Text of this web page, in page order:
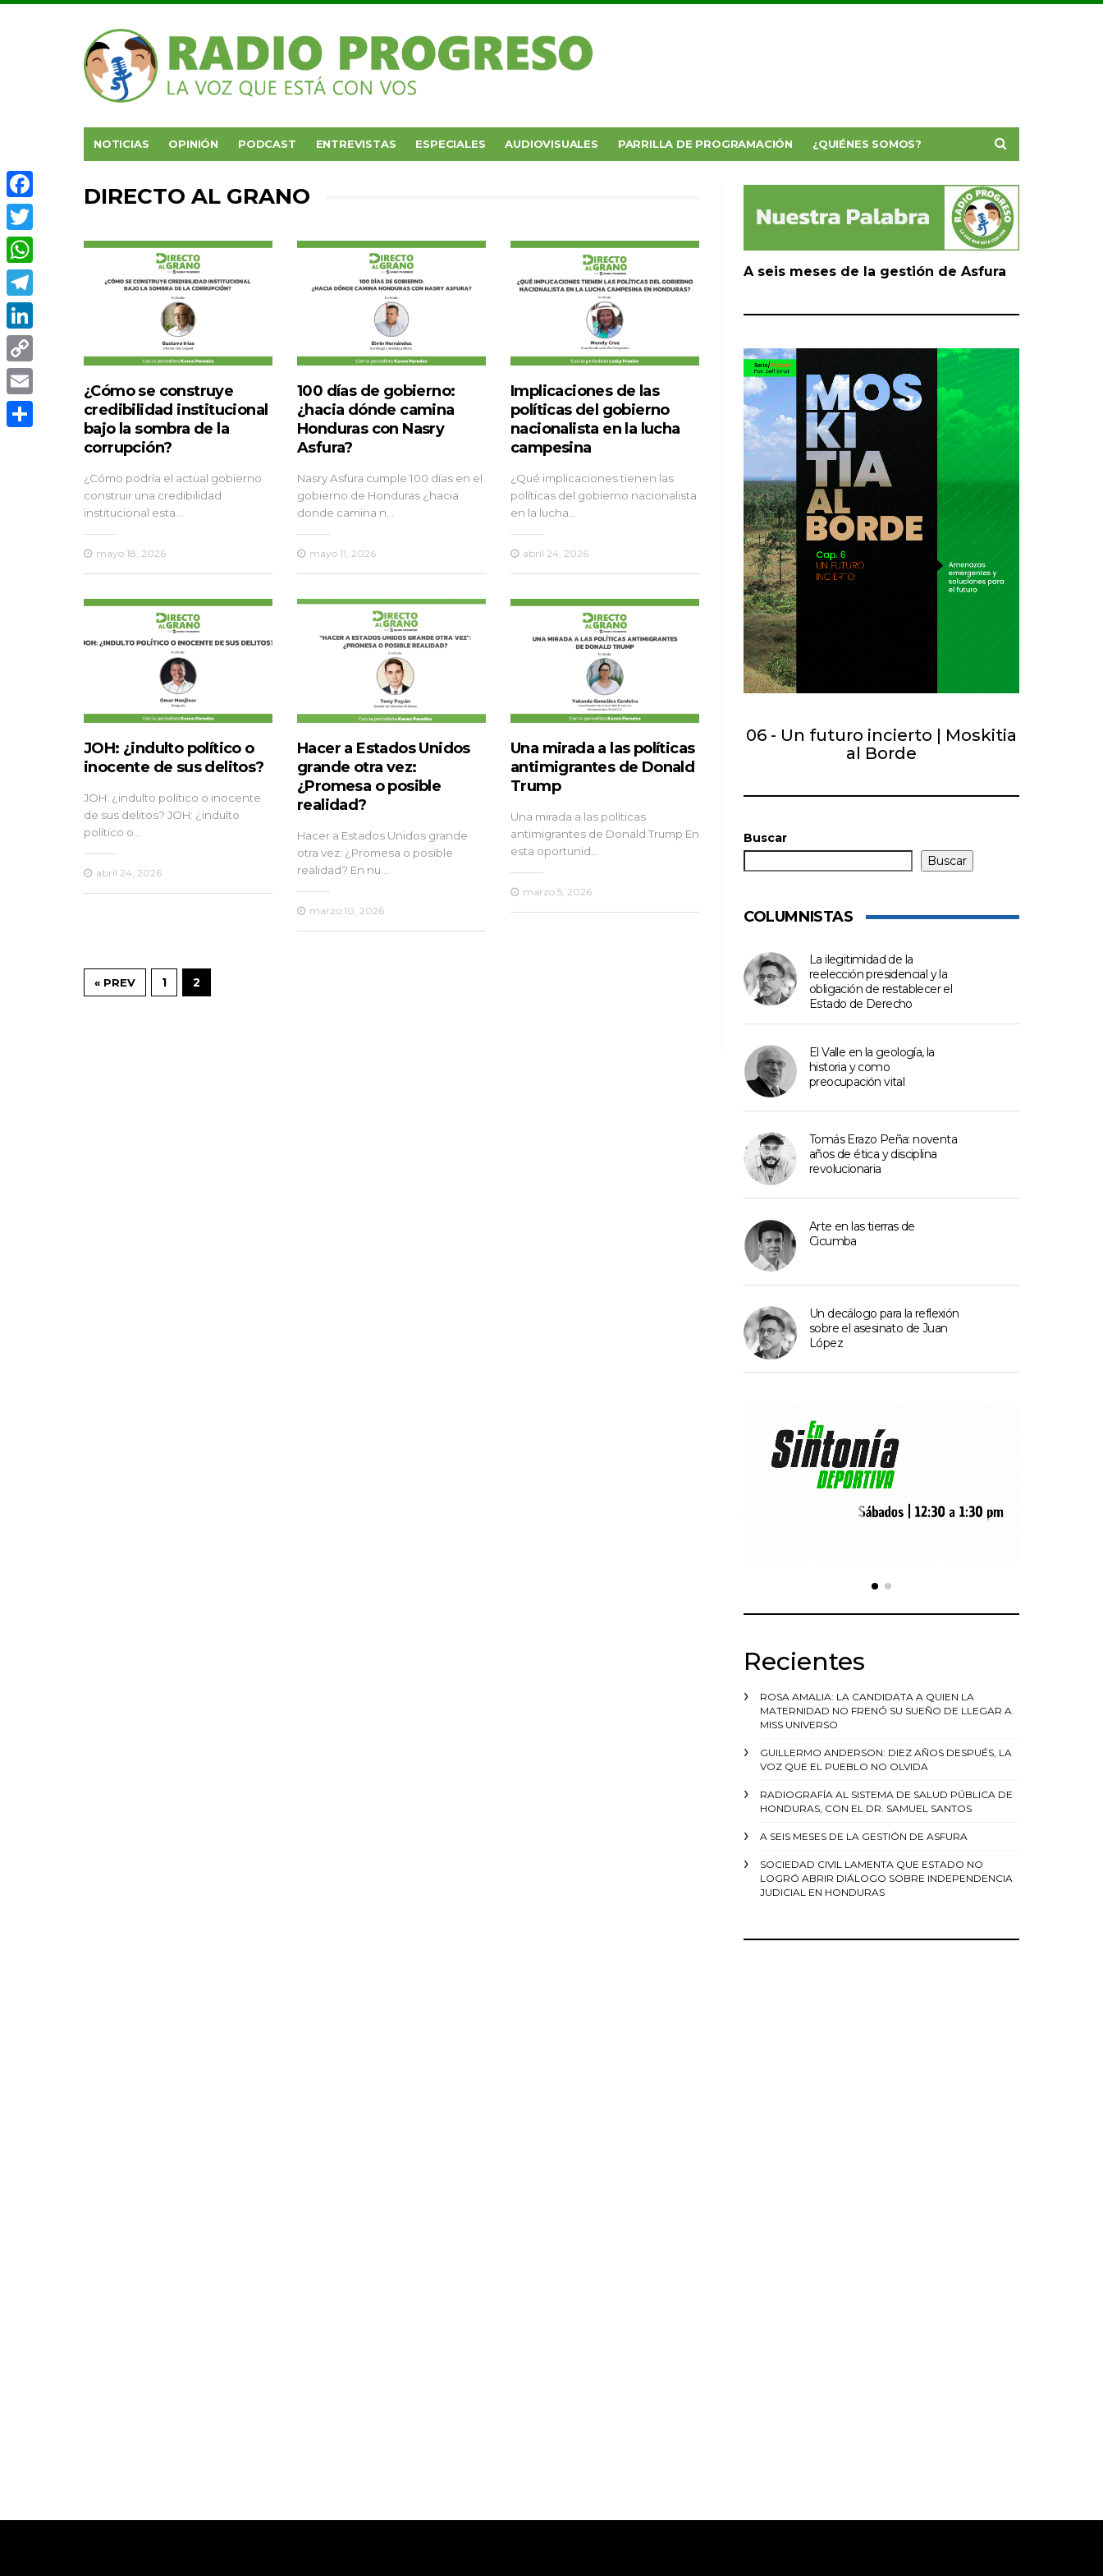
NOTICIAS OPINIÓN PODCAST ENTREVISTAS ESPECIALES AUDIOVISUALES PARRILLA DE PROGRAMACIÓN ¿QUIÉNES SOMOS?
DIRECTO AL GRANO
¿Cómo se construye
credibilidad institucional
bajo la sombra de la
corrupción?
¿Cómo podría el actual gobierno
construir una credibilidad
institucional esta…
mayo 18, 2026
100 días de gobierno:
¿hacia dónde camina
Honduras con Nasry
Asfura?
Nasry Asfura cumple 100 días en el
gobierno de Honduras ¿hacia
donde camina n…
mayo 11, 2026
Implicaciones de las
políticas del gobierno
nacionalista en la lucha
campesina
¿Qué implicaciones tienen las
políticas del gobierno nacionalista
en la lucha…
abril 24, 2026
JOH: ¿indulto político o
inocente de sus delitos?
JOH: ¿indulto político o inocente
de sus delitos? JOH: ¿indulto
político o…
abril 24, 2026
Hacer a Estados Unidos
grande otra vez:
¿Promesa o posible
realidad?
Hacer a Estados Unidos grande
otra vez: ¿Promesa o posible
realidad? En nu…
marzo 10, 2026
Una mirada a las políticas
antimigrantes de Donald
Trump
Una mirada a las políticas
antimigrantes de Donald Trump En
esta oportunid…
marzo 5, 2026
« PREV 1 2
A seis meses de la gestión de Asfura
06 - Un futuro incierto | Moskitia
al Borde
Buscar
Buscar
COLUMNISTAS
La ilegitimidad de la
reelección presidencial y la
obligación de restablecer el
Estado de Derecho
El Valle en la geología, la
historia y como
preocupación vital
Tomás Erazo Peña: noventa
años de ética y disciplina
revolucionaria
Arte en las tierras de
Cicumba
Un decálogo para la reflexión
sobre el asesinato de Juan
López
Recientes
ROSA AMALIA: LA CANDIDATA A QUIEN LA
MATERNIDAD NO FRENÓ SU SUEÑO DE LLEGAR A
MISS UNIVERSO
GUILLERMO ANDERSON: DIEZ AÑOS DESPUÉS, LA
VOZ QUE EL PUEBLO NO OLVIDA
RADIOGRAFÍA AL SISTEMA DE SALUD PÚBLICA DE
HONDURAS, CON EL DR. SAMUEL SANTOS
A SEIS MESES DE LA GESTIÓN DE ASFURA
SOCIEDAD CIVIL LAMENTA QUE ESTADO NO
LOGRÓ ABRIR DIÁLOGO SOBRE INDEPENDENCIA
JUDICIAL EN HONDURAS
Facebook
Twitter
WhatsApp
Telegram
LinkedIn
Copy
Link
Email